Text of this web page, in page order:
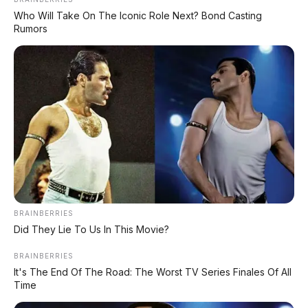
bensin penuh,total jarak mencapai lebih dari 1.200
km. Ini solusi bagi yang sering perjalanan jauh tapi
tetap ingin sensasi berkendara listrik.
🛋️ Interior: Zero-Gravity Seat
dengan Pijat & Leg Rest
🎵 Fitur Unggulan Interior
Kursi
Baris
Kedua
Zero-gravity executive seat + leg rest
elektrik + 8 titik pijat + pemanas +
Baris
Pertama
+ ventilasi + pijat
Who Will Take On The Iconic Role Next? Bond Casting
Rumors
BRAINBERRIES
Did They Lie To Us In This Movie?
BRAINBERRIES
It's The End Of The Road: The Worst TV Series Finales Of All
Time